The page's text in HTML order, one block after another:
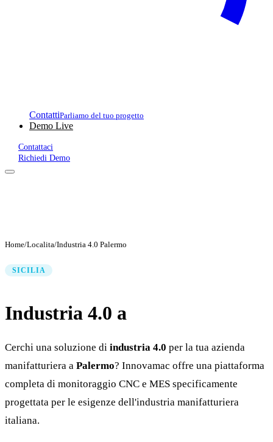
ContattiParliamo del tuo progetto
Demo Live
Contattaci
Richiedi Demo
Home/Localita/Industria 4.0 Palermo
SICILIA
Industria 4.0 a
Cerchi una soluzione di industria 4.0 per la tua azienda
manifatturiera a Palermo? Innovamac offre una piattaforma
completa di monitoraggio CNC e MES specificamente
progettata per le esigenze dell'industria manifatturiera
italiana.